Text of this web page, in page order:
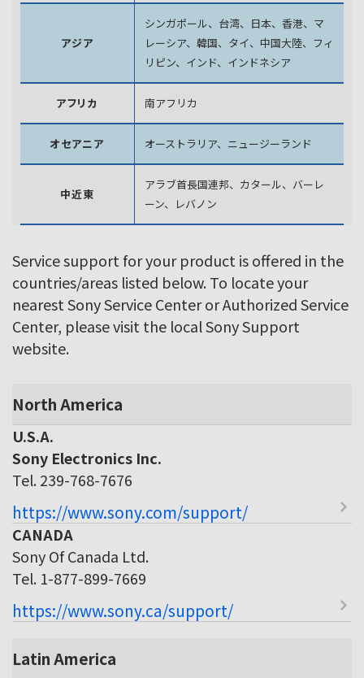
アジア
シンガポール、台湾、日本、香港、マ
レーシア、韓国、 タイ、中国大陸、フィ
リピン、インド、インドネシア
アフリカ 南アフリカ
オセアニア オーストラリア、ニュージーランド
中近東
アラブ首長国連邦、カタール、バーレ
ーン、レバノン
Service support for your product is offered in the
countries/areas listed below. To locate your
nearest Sony Service Center or Authorized Service
Center, please visit the local Sony Support
website.
North America
U.S.A.
Sony Electronics Inc.
Tel. 239-768-7676
https://www.sony.com/support/
CANADA
Sony Of Canada Ltd.
Tel. 1-877-899-7669
https://www.sony.ca/support/
Latin America